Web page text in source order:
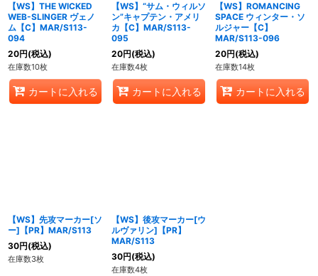
【WS】THE WICKED
WEB-SLINGER ヴェノ
ム【C】MAR/S113-
094
20円(税込)
在庫数10枚
カートに入れる
【WS】“サム・ウィルソ
ン”キャプテン・アメリ
カ【C】MAR/S113-
095
20円(税込)
在庫数4枚
カートに入れる
【WS】ROMANCING
SPACE ウィンター・ソ
ルジャー【C】
MAR/S113-096
20円(税込)
在庫数14枚
カートに入れる
【WS】先攻マーカー[ソ
ー]【PR】MAR/S113
30円(税込)
在庫数3枚
【WS】後攻マーカー[ウ
ルヴァリン]【PR】
MAR/S113
30円(税込)
在庫数4枚